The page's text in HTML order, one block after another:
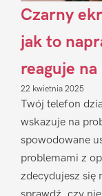
Czarny
jak to
reaguje na
22 kwietnia 2025
Twój telefon
wskazuje na
spowodowane
problemami z
zdecydujesz się